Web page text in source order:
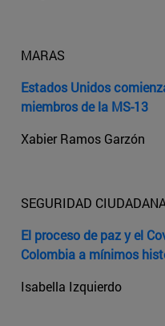
MARAS
Estados Unidos
miembros de la MS-13
Xabier Ramos Garzón
SEGURIDAD
El proceso de paz y el
Colombia a mínimos
Isabella Izquierdo